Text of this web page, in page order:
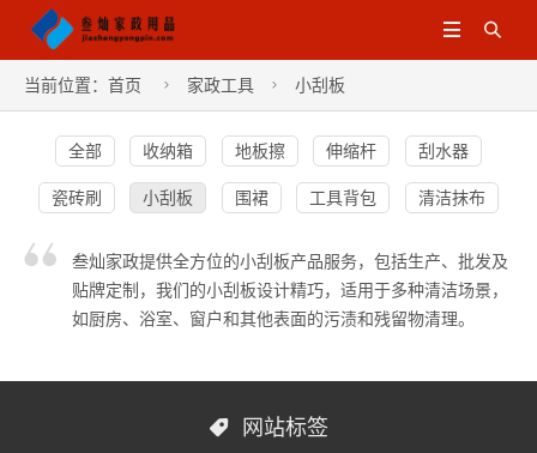


当前位置： 首页  家政工具  小刮板
全部 收纳箱 地板擦 伸缩杆 刮水器
瓷砖刷 小刮板 围裙 工具背包 清洁抹布
叁灿家政提供全方位的小刮板产品服务，包括生产、批发及
贴牌定制，我们的小刮板设计精巧，适用于多种清洁场景，
如厨房、浴室、窗户和其他表面的污渍和残留物清理。
 网站标签